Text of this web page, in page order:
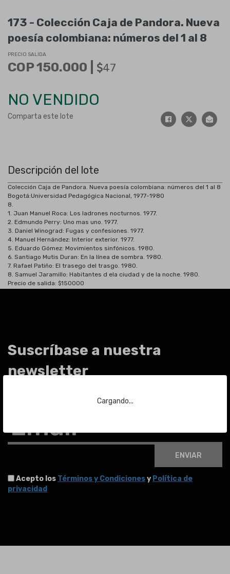
Cargando...
173 - Colección Caja de Pandora. Nueva
poesía colombiana: números del 1 al 8
PRECIO SALIDA
COP 150.000 | 47
NO VENDIDO
Comparta este lote
Descripción del lote
Colección Caja de Pandora. Nueva poesía colombiana: números del 1 al 8
Bogotá:Universidad Pedagógica Nacional, 1977-1980
8.
1. Juan Manuel Roca: Los ladrones nocturnos. 1977.
2. Edmundo Perry: Uno mas uno. 1977.
3. Daniel Winograd: Fugas y confesiones. 1977.
4. Manuel Hernández: Interior exterior. 1977.
5. Eduardo Gómez: Movimientos sinfónicos. 1980.
6. Santiago Mutis Duran: En la línea de sombra. 1980.
7. Rafael Patiño: El trasego del trasgo. 1980.
8. Samuel Jaramillo: Habitantes d ela ciudad y de la noche. 1980.
Precio de salida: $150000
Suscríbase a nuestra
newsletter
Email
ENVIAR
Acepto los Términos y Condicionesy Política de
privacidad